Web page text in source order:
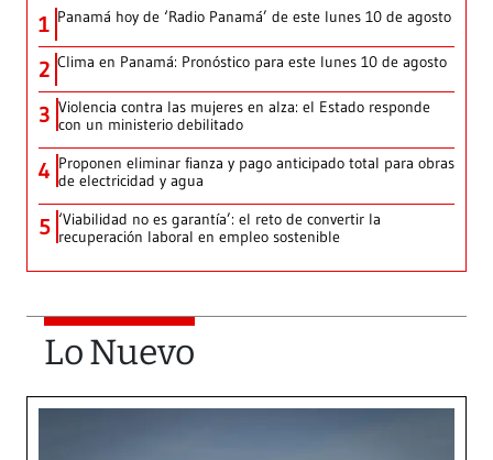
1 Panamá hoy de ‘Radio Panamá’ de este lunes 10 de agosto
2 Clima en Panamá: Pronóstico para este lunes 10 de agosto
3 Violencia contra las mujeres en alza: el Estado responde
con un ministerio debilitado
4 Proponen eliminar fianza y pago anticipado total para obras
de electricidad y agua
5 ‘Viabilidad no es garantía’: el reto de convertir la
recuperación laboral en empleo sostenible
Lo Nuevo